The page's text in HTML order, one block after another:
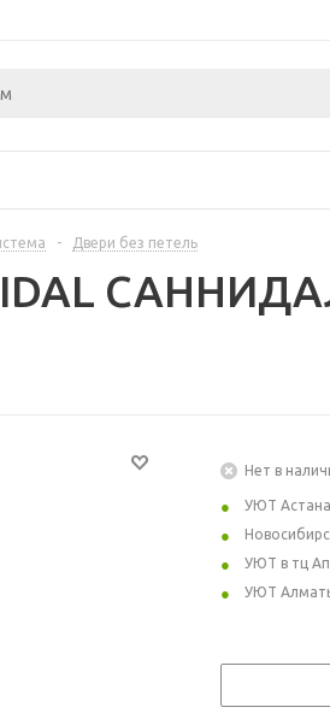
- Двери без петель
Нет в
УЮТ Астана
УЮТ в тц
УЮТ